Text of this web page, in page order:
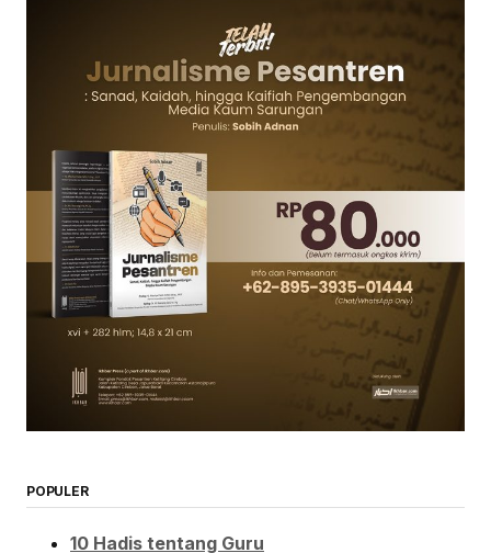
POPULER
10 Hadis tentang Guru